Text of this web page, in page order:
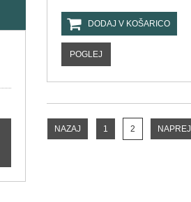
DODAJ V KOŠARICO
POGLEJ
NAZAJ 1 2 NAPREJ